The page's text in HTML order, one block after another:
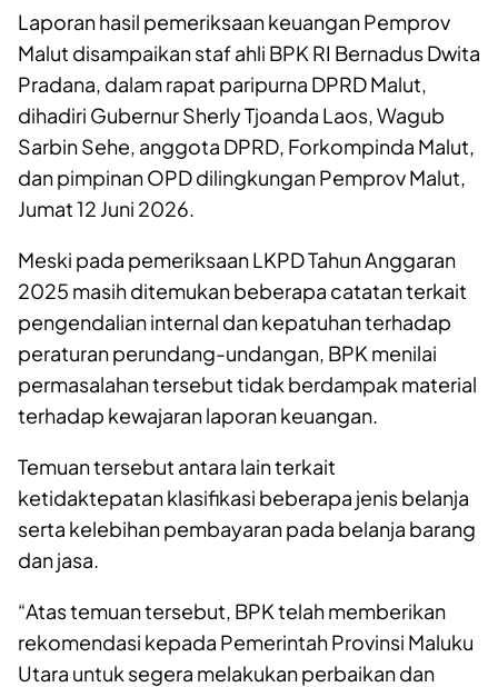
Laporan hasil pemeriksaan keuangan Pemprov
Malut disampaikan staf ahli BPK RI Bernadus Dwita
Pradana, dalam rapat paripurna DPRD Malut,
dihadiri Gubernur Sherly Tjoanda Laos, Wagub
Sarbin Sehe, anggota DPRD, Forkompinda Malut,
dan pimpinan OPD dilingkungan Pemprov Malut,
Jumat 12 Juni 2026.
Meski pada pemeriksaan LKPD Tahun Anggaran
2025 masih ditemukan beberapa catatan terkait
pengendalian internal dan kepatuhan terhadap
peraturan perundang-undangan, BPK menilai
permasalahan tersebut tidak berdampak material
terhadap kewajaran laporan keuangan.
Temuan tersebut antara lain terkait
ketidaktepatan klasifikasi beberapa jenis belanja
serta kelebihan pembayaran pada belanja barang
dan jasa.
“Atas temuan tersebut, BPK telah memberikan
rekomendasi kepada Pemerintah Provinsi Maluku
Utara untuk segera melakukan perbaikan dan